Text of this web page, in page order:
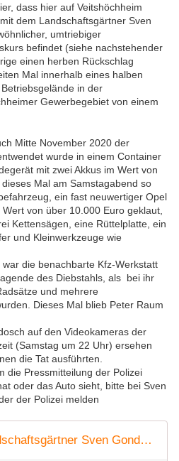
dass hier auf Veitshöchheim
dem Landschaftsgärtner Sven
umtriebiger
befindet (siehe nachstehender
einen herben Rückschlag
Mal innerhalb eines halben
in der
Gewerbegebiet von einem
Mitte November 2020 der
wurde in einem Container
mit zwei Akkus im Wert von
Mal am Samstagabend so
ein fast neuwertiger Opel
von über 10.000 Euro geklaut,
Kettensägen, eine Rüttelplatte, ein
und Kleinwerkzeuge wie
die benachbarte Kfz-Werkstatt
des Diebstahls, als bei ihr
und mehrere
Dieses Mal blieb Peter Raum
auf den Videokameras der
(Samstag um 22 Uhr) ersehen
die Tat ausführten.
die Pressmitteilung der Polizei
oder das Auto sieht, bitte bei Sven
der Polizei melden
Veitshöchheimer Landschaftsgärtner Sven Gondosch - ein außergewöhnlicher, umtriebiger Jungunternehmer auf Erfolgskurs - Veitshöchheim News